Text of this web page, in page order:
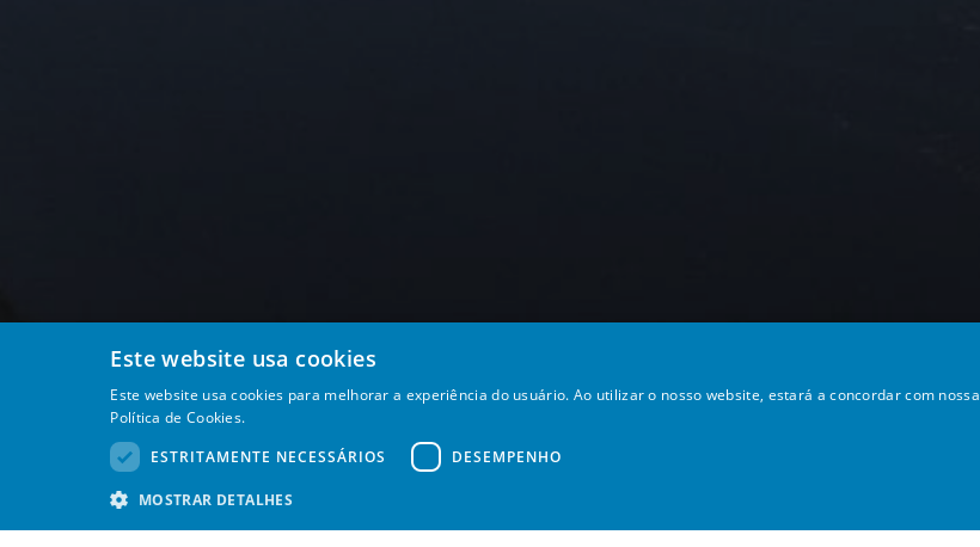
Este website usa cookies
Este website usa cookies para melhorar a experiência do usuário. Ao utilizar o nosso website, estará a concordar com nossa
Política de Cookies.
ESTRITAMENTE NECESSÁRIOS
DESEMPENHO
MOSTRAR DETALHES